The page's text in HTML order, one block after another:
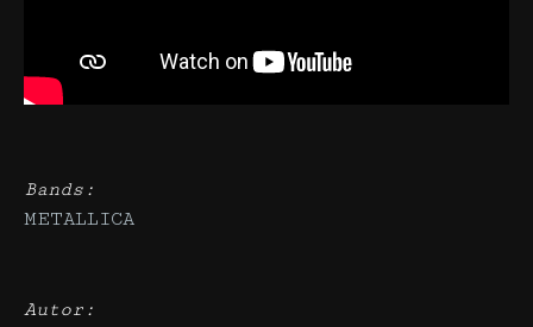
Bands:
METALLICA
Autor: